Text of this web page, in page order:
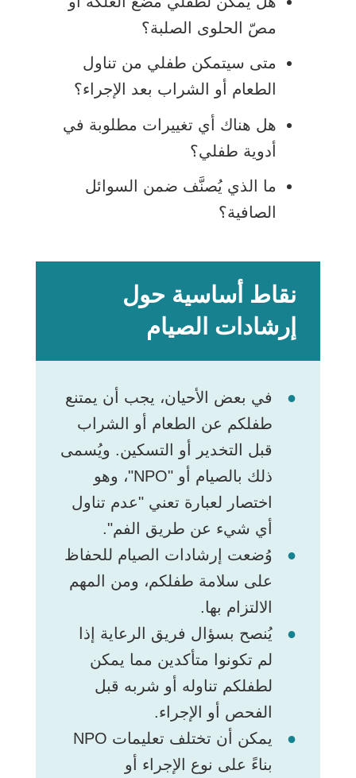
مصّ الحلوى الصلبة؟
متى سيتمكن طفلي من تناول
الطعام أو الشراب بعد الإجراء؟
هل هناك أي تغييرات مطلوبة في
أدوية طفلي؟
ما الذي يُصنَّف ضمن السوائل
الصافية؟
نقاط أساسية حول
إرشادات الصيام
في بعض الأحيان، يجب أن يمتنع
طفلكم عن الطعام أو الشراب
قبل التخدير أو التسكين. ويُسمى
ذلك بالصيام أو "NPO"، وهو
اختصار لعبارة تعني "عدم تناول
أي شيء عن طريق الفم".
وُضعت إرشادات الصيام للحفاظ
على سلامة طفلكم، ومن المهم
الالتزام بها.
يُنصح بسؤال فريق الرعاية إذا
لم تكونوا متأكدين مما يمكن
لطفلكم تناوله أو شربه قبل
الفحص أو الإجراء.
يمكن أن تختلف تعليمات NPO
بناءً على نوع الإجراء أو